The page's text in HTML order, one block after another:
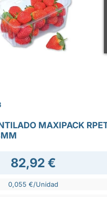
MAXIPACK
82,92 €
0,055 €/Unidad